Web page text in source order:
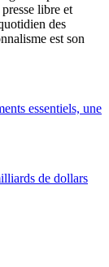
libre et
des
est son
essentiels, une
de dollars